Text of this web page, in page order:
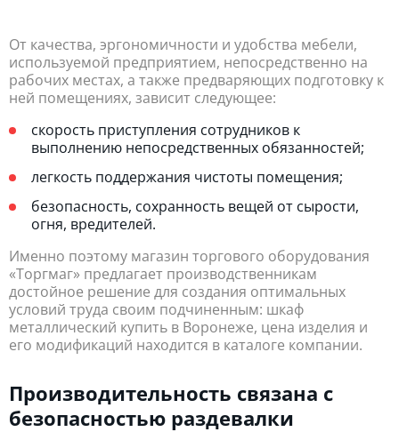
От качества, эргономичности и удобства мебели,
используемой предприятием, непосредственно на
рабочих местах, а также предваряющих подготовку к
ней помещениях, зависит следующее:
скорость приступления сотрудников к
выполнению непосредственных обязанностей;
легкость поддержания чистоты помещения;
безопасность, сохранность вещей от сырости,
огня, вредителей.
Именно поэтому магазин торгового оборудования
«Торгмаг» предлагает производственникам
достойное решение для создания оптимальных
условий труда своим подчиненным: шкаф
металлический купить в Воронеже, цена изделия и
его модификаций находится в каталоге компании.
Производительность связана с
безопасностью раздевалки